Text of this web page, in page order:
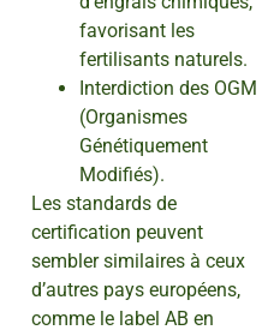
favorisant les
fertilisants naturels.
Interdiction des OGM
(Organismes
Génétiquement
Modifiés).
Les standards de
certification peuvent
sembler similaires à ceux
d’autres pays européens,
comme le label AB en